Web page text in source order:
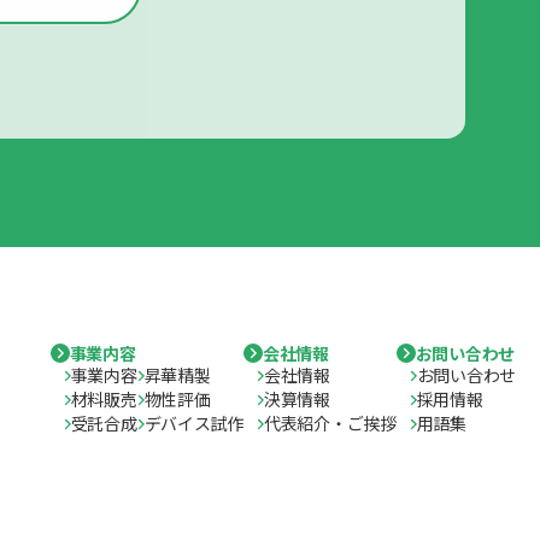
事業内容
事業内容
材料販売
受託合成
昇華精製
物性評価
デバイス試作
会社情報
会社情報
決算情報
代表紹介・ご挨拶
お問い合わせ
お問い合わせ
採用情報
用語集